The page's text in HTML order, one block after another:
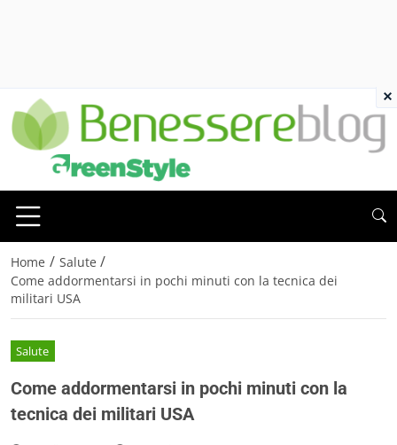
Home / Salute /
Come addormentarsi in pochi minuti con la tecnica dei
militari USA
Salute
Come addormentarsi in pochi minuti con la
tecnica dei militari USA
×